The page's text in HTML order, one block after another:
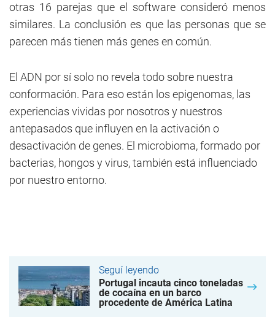
otras 16 parejas que el software consideró menos
similares. La conclusión es que las personas que se
parecen más tienen más genes en común.
El ADN por sí solo no revela todo sobre nuestra
conformación. Para eso están los epigenomas, las
experiencias vividas por nosotros y nuestros
antepasados que influyen en la activación o
desactivación de genes. El microbioma, formado por
bacterias, hongos y virus, también está influenciado
por nuestro entorno.
Seguí leyendo
Portugal incauta cinco toneladas
de cocaína en un barco
procedente de América Latina